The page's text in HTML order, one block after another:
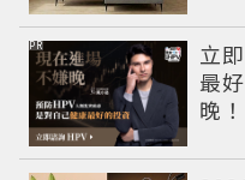
立
最
晚！
PR